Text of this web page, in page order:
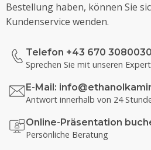
Bestellung haben, können Sie
Kundenservice wenden.
Telefon +43 670 3080030
Sprechen Sie mit unseren
E-Mail:
Antwort innerhalb von 24
Online-Präsentation
Persönliche Beratung